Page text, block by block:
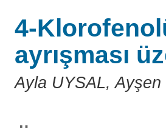
4-
ayrışması
Ayla UYSAL,